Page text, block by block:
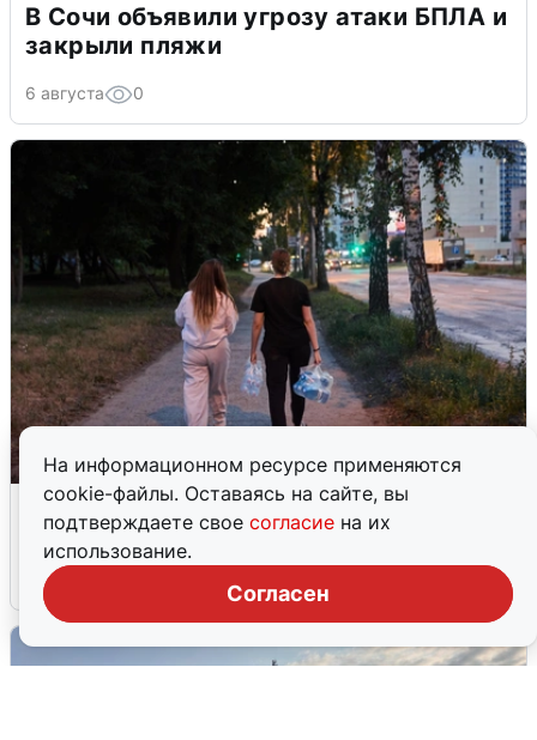
На информационном ресурсе применяются
cookie-файлы. Оставаясь на сайте, вы
подтверждаете свое согласие на их
использование.
Согласен
В Сочи объявили угрозу атаки БПЛА и
закрыли пляжи
6 августа 0
Опубликована карта отключений
воды в Воронеже
6 августа